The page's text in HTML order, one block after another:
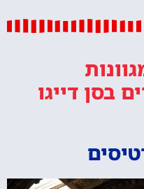
בסן דייגו